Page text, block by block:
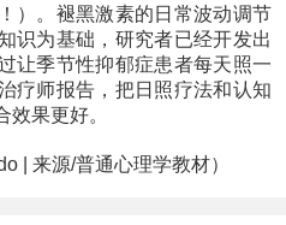
）。褪黑激素的日常波动调节
识为基础，研究者已经开发出
让季节性抑郁症患者每天照一
疗师报告，把日照疗法和认知
果更好。
来源/普通心理学教材）